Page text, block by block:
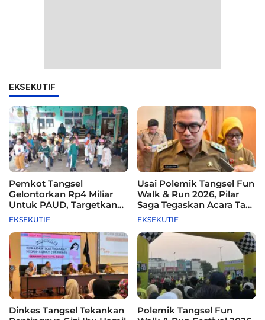
EKSEKUTIF
Pemkot Tangsel
Gelontorkan Rp4 Miliar
Untuk PAUD, Targetkan
115 Sekolah
EKSEKUTIF
Usai Polemik Tangsel Fun
Walk & Run 2026, Pilar
Saga Tegaskan Acara Tak
Difasilitasi Pemkot
EKSEKUTIF
Dinkes Tangsel Tekankan
Polemik Tangsel Fun